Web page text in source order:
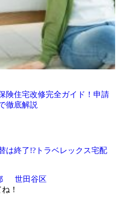
険住宅改修完全ガイド！申請
徹底解説
は終了!?トラベレックス宅配
世田谷区
！